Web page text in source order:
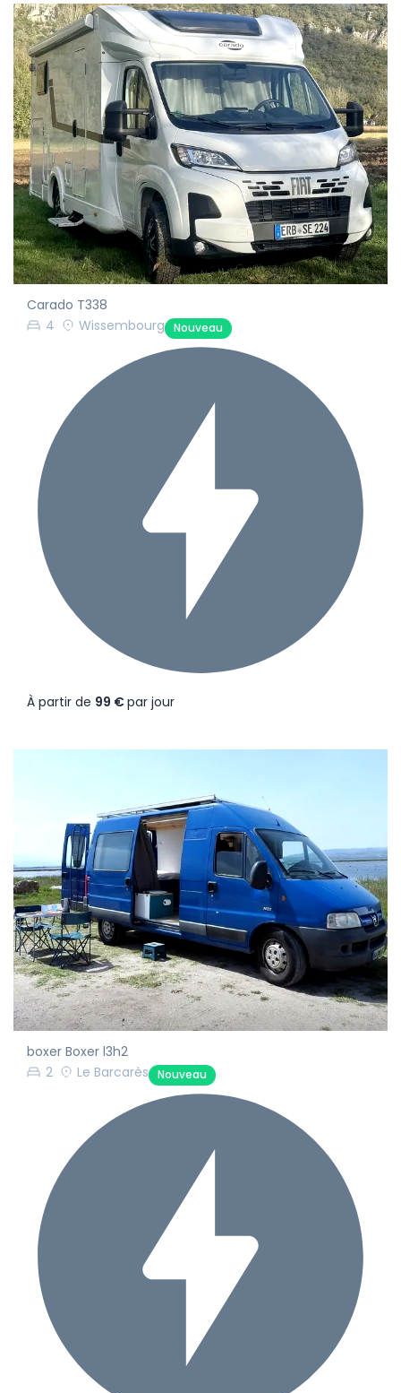
Carado T338
4
Wissembourg Nouveau
À partir de 99 €par jour
boxer Boxer l3h2
2
Le Barcarès Nouveau